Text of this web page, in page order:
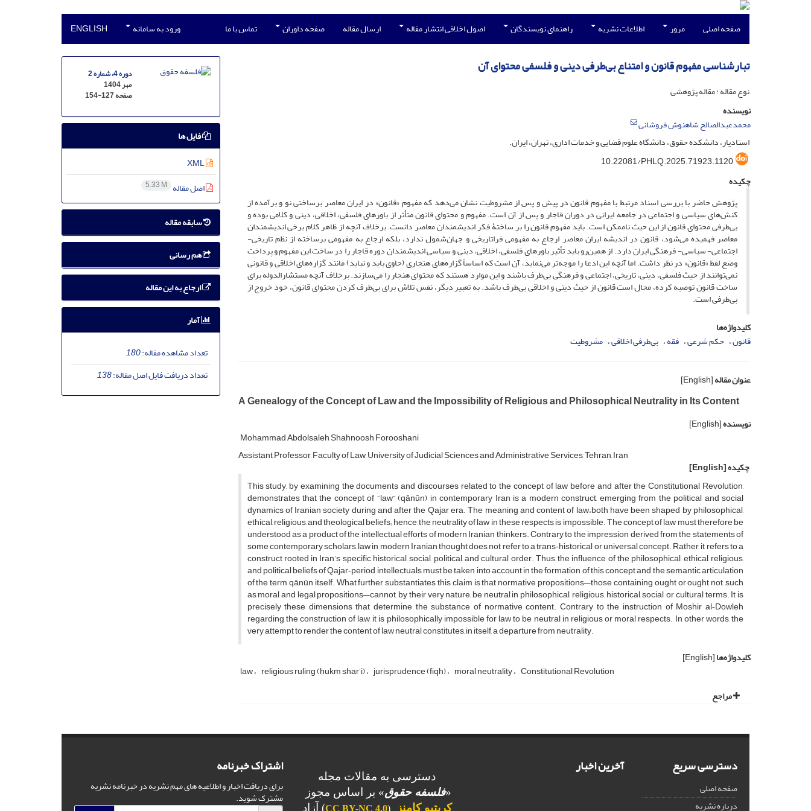
صفحه اصلی مرور اطلاعات نشریه راهنمای نویسندگان اصول اخلاقی انتشار مقاله ارسال مقاله صفحه داوران تماس با ما ورود به سامانه ENGLISH
تبارشناسی مفهوم قانون و امتناع بی‌طرفی دینی و فلسفی محتوای آن
نوع مقاله : مقاله پژوهشی
نویسنده
محمدعبدالصالح شاهنوش فروشانی
استادیار، دانشکده حقوق، دانشگاه علوم قضایی و خدمات اداری، تهران، ایران.
10.22081/PHLQ.2025.71923.1120
چکیده
پژوهش حاضر با بررسی اسناد مرتبط با مفهوم قانون در پیش و پس از مشروطیت نشان می‌دهد که مفهوم «قانون» در ایران معاصر برساختی نو و برآمده از
کنش‌‌های سیاسی و اجتماعی در جامعه ایرانی در دوران قاجار و پس از آن است. مفهوم و محتوای قانون متأثر از باورهای فلسفی، اخلاقی، دینی و کلامی بوده و
بی‌‌طرفی محتوای قانون از این حیث ناممکن است. باید مفهوم قانون را بر ساختۀ فکر اندیشمندان معاصر دانست. برخلاف آنچه از ظاهر کلام برخی اندیشمندان
معاصر فهمیده می‌‌شود، قانون در اندیشه ایران معاصر ارجاع به مفهومی فراتاریخی و جهان‌‌شمول ندارد، بلکه ارجاع به مفهومی برساخته از نظم تاریخی-
اجتماعی- سیاسی- فرهنگی ایران دارد. از همین‌رو باید تأثیر باورهای فلسفی، اخلاقی، دینی و سیاسی اندیشمندان دوره قاجار را در ساخت این مفهوم و پرداخت
وضع لفظ «قانون» در نظر داشت. اما آنچه این ادعا را موجه‌‌تر می‌‌نماید، آن است که اساساً گزاره‌های هنجاری (حاوی باید و نباید) مانند گزاره‌های اخلاقی و قانونی
نمی‌‌توانند از حیث فلسفی، دینی، تاریخی، اجتماعی و فرهنگی بی‌طرف باشند و این موارد هستند که محتوای هنجار را می‌سازند. برخلاف آنچه مستشارالدوله برای
ساخت قانون توصیه کرده، محال است قانون از حیث دینی و اخلاقی بی‌‌طرف باشد. به تعبیر دیگر، نفس تلاش برای بی‌‌طرف کردن محتوای قانون، خود خروج از
بی‌‌طرفی است.
کلیدواژه‌ها
قانون حکم شرعی فقه بی‌‌طرفی اخلاقی مشروطیت
عنوان مقاله[English]
A Genealogy of the Concept of Law and the Impossibility of Religious and Philosophical Neutrality in Its Content
نویسنده[English]
Mohammad Abdolsaleh Shahnoosh Forooshani
Assistant Professor, Faculty of Law, University of Judicial Sciences and Administrative Services, Tehran, Iran
چکیده[English]
This study, by examining the documents and discourses related to the concept of law before and after the Constitutional Revolution,
demonstrates that the concept of “law” (qānūn) in contemporary Iran is a modern construct, emerging from the political and social
dynamics of Iranian society during and after the Qajar era. The meaning and content of law،both have been shaped by philosophical,
ethical, religious, and theological beliefs; hence, the neutrality of law in these respects is impossible. The concept of law must therefore be
understood as a product of the intellectual efforts of modern Iranian thinkers. Contrary to the impression derived from the statements of
some contemporary scholars, law in modern Iranian thought does not refer to a trans‑historical or universal concept. Rather, it refers to a
construct rooted in Iran’s specific historical, social, political, and cultural order. Thus, the influence of the philosophical, ethical, religious,
and political beliefs of Qajar‑period intellectuals must be taken into account in the formation of this concept and the semantic articulation
of the term qānūn itself. What further substantiates this claim is that normative propositions—those containing ought or ought not, such
as moral and legal propositions—cannot, by their very nature, be neutral in philosophical, religious, historical, social, or cultural terms. It is
precisely these dimensions that determine the substance of normative content. Contrary to the instruction of Moshir al‑Dowleh
regarding the construction of law, it is philosophically impossible for law to be neutral in religious or moral respects. In other words, the
very attempt to render the content of law neutral constitutes, in itself, a departure from neutrality.
کلیدواژه‌ها[English]
law religious ruling (ḥukm shar‘i) jurisprudence (fiqh) moral neutrality Constitutional Revolution
مراجع
دوره 4، شماره 2
مهر 1404
صفحه154-127
فایل ها
XML
اصل مقاله 5.33 M
سابقه مقاله
هم رسانی
ارجاع به این مقاله
آمار
تعداد مشاهده مقاله:180
تعداد دریافت فایل اصل مقاله:138
دسترسی سریع
صفحه اصلی
درباره نشریه
آخرین اخبار
دسترسی به مقالات مجله
«فلسفه حقوق» بر اساس مجوز
کریتیو کامنز
(
CC BY-NC 4.0) آزاد
اشتراک خبرنامه
برای دریافت اخبار و اطلاعیه های مهم نشریه در خبرنامه نشریه
مشترک شوید.